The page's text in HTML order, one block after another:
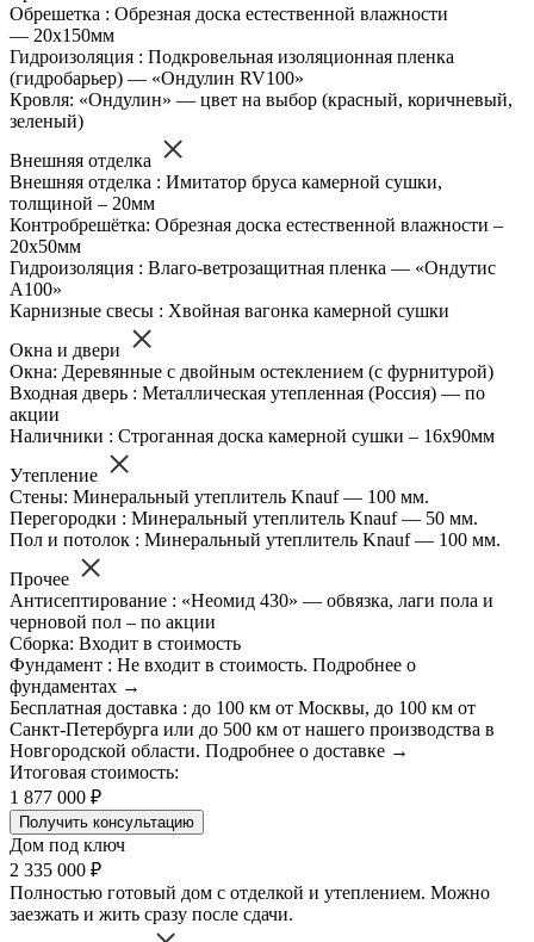
Обрешетка : Обрезная доска естественной влажности
— 20х150мм
Гидроизоляция : Подкровельная изоляционная пленка
(гидробарьер) — «Ондулин RV100»
Кровля: «Ондулин» — цвет на выбор (красный, коричневый,
зеленый)
Внешняя отделка
Внешняя отделка : Имитатор бруса камерной сушки,
толщиной – 20мм
Контробрешётка: Обрезная доска естественной влажности –
20х50мм
Гидроизоляция : Влаго-ветрозащитная пленка — «Ондутис
А100»
Карнизные свесы : Хвойная вагонка камерной сушки
Окна и двери
Окна: Деревянные с двойным остеклением (с фурнитурой)
Входная дверь : Металлическая утепленная (Россия) — по
акции
Наличники : Строганная доска камерной сушки – 16х90мм
Утепление
Стены: Минеральный утеплитель Knauf — 100 мм.
Перегородки : Минеральный утеплитель Knauf — 50 мм.
Пол и потолок : Минеральный утеплитель Knauf — 100 мм.
Прочее
Антисептирование : «Неомид 430» — обвязка, лаги пола и
черновой пол – по акции
Сборка: Входит в стоимость
Фундамент : Не входит в стоимость. Подробнее о
фундаментах →
Бесплатная доставка : до 100 км от Москвы, до 100 км от
Санкт-Петербурга или до 500 км от нашего производства в
Новгородской области. Подробнее о доставке →
Итоговая стоимость:
1 877 000 ₽
Получить консультацию
Дом под ключ
2 335 000 ₽
Полностью готовый дом с отделкой и утеплением. Можно
заезжать и жить сразу после сдачи.